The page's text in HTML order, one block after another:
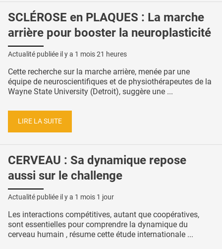
SCLÉROSE en PLAQUES : La marche
arrière pour booster la neuroplasticité
Actualité publiée il y a 1 mois 21 heures
Cette recherche sur la marche arrière, menée par une
équipe de neuroscientifiques et de physiothérapeutes de la
Wayne State University (Detroit), suggère une ...
LIRE LA SUITE
CERVEAU : Sa dynamique repose
aussi sur le challenge
Actualité publiée il y a 1 mois 1 jour
Les interactions compétitives, autant que coopératives,
sont essentielles pour comprendre la dynamique du
cerveau humain , résume cette étude internationale ...